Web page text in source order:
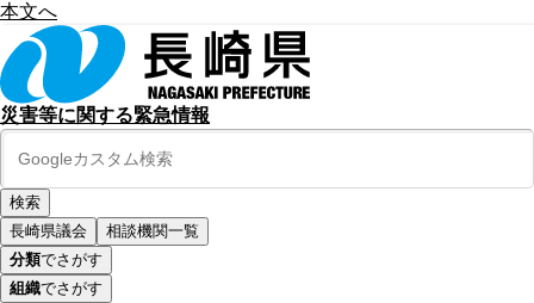
本文へ
災害等に関する緊急情報
長崎県議会
相談機関一覧
分類でさがす
組織でさがす